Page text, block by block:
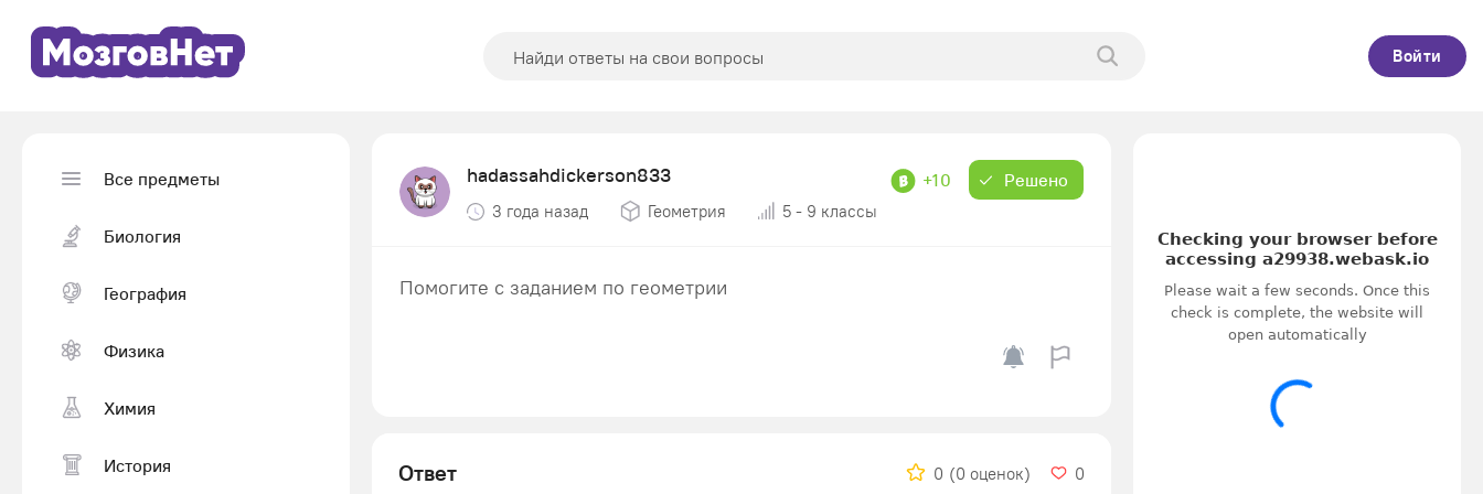
Войти
Все предметы
Биология
География
Физика
Химия
История
hadassahdickerson833 +10 Решено
3 года назад Геометрия 5 - 9 классы
Помогите с заданием по геометрии
Ответ 0 (0 оценок) 0